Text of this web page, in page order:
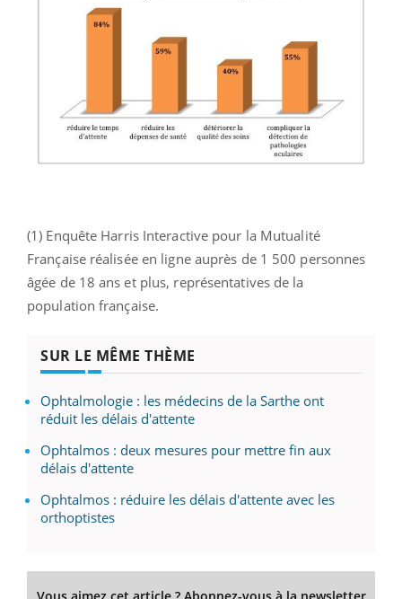
(1) Enquête Harris Interactive pour la Mutualité
Française réalisée en ligne auprès de 1 500 personnes
âgée de 18 ans et plus, représentatives de la
population française.
SUR LE MÊME THÈME
Ophtalmologie : les médecins de la Sarthe ont
réduit les délais d'attente
Ophtalmos : deux mesures pour mettre fin aux
délais d'attente
Ophtalmos : réduire les délais d'attente avec les
orthoptistes
Vous aimez cet article ? Abonnez-vous à la newsletter